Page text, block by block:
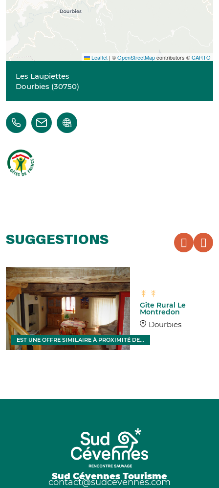
Leaflet | ©OpenStreetMapcontributors ©CARTO
Les Laupiettes
Dourbies (30750)
SUGGESTIONS
Gîte Rural Le
Montredon
Dourbies
EST UNE OFFRE SIMILAIRE À PROXIMITÉ DE...
Sud Cévennes Tourisme
contact@sudcevennes.com